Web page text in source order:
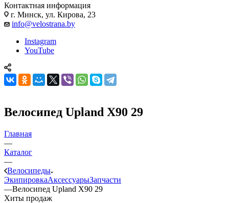
Контактная информация
г. Минск, ул. Кирова, 23
info@velostrana.by
Instagram
YouTube
Велосипед Upland X90 29
Главная
—
Каталог
—
Велосипеды
ЭкипировкаАксессуарыЗапчасти
—Велосипед Upland X90 29
Хиты продаж